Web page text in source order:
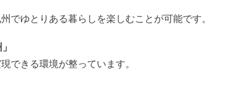
でゆとりある暮らしを楽しむことが可能です。
できる環境が整っています。